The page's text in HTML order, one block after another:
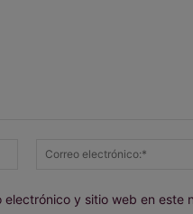
Nombre:*
electrónico y sitio web en